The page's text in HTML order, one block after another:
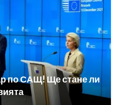
по САЩ! Ще стане ли